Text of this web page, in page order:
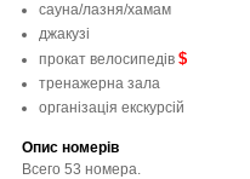
сауна/лазня/хамам
джакузі
прокат велосипедів $
тренажерна зала
організація екскурсій
Опис номерів
Всего 53 номера.